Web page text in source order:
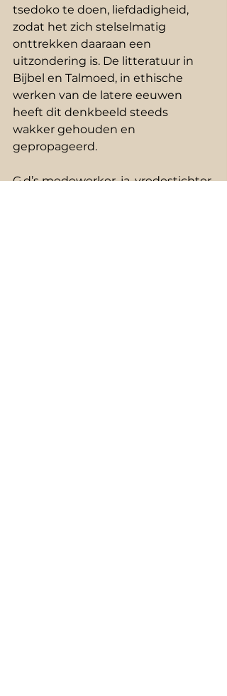
tsedoko te doen, liefdadigheid,
zodat het zich stelselmatig
onttrekken daaraan een
uitzondering is. De litteratuur in
Bijbel en Talmoed, in ethische
werken van de latere eeuwen
heeft dit denkbeeld steeds
wakker gehouden en
gepropageerd.
G.d’s medewerker, ja, vredestichter